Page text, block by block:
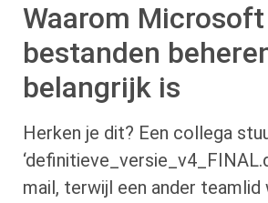
Waarom
bestanden
belangrijk is
Herken je dit? Een collega
mail, terwijl een ander teamlid